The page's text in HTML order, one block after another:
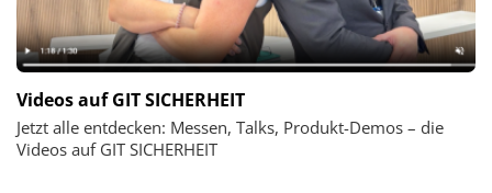
Videos auf GIT SICHERHEIT
Jetzt alle entdecken: Messen, Talks, Produkt-Demos – die
Videos auf GIT SICHERHEIT